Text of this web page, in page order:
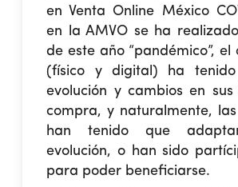
en Venta Online México
en la AMVO se ha
de este año “pandémico”, el
(físico y digital) ha
evolución y cambios en
compra, y naturalmente,
han tenido que
evolución, o han sido
para poder beneficiarse.